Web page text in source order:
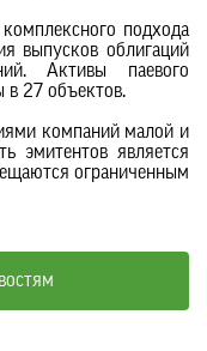
подхода
выпусков облигаций
Активы паевого
в 27 объектов.
компаний малой и
эмитентов является
ограниченным